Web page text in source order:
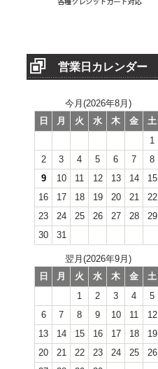
営業日カレンダー
今月(2026年8月)
日
月 火 水 木 金
土
1
2
3 4 5 6 7
8
9
10 11 12 13 14
15
16
17 18 19 20 21
22
23
24 25 26 27 28
29
30
31
翌月(2026年9月)
日
月 火 水 木 金
土
1
2 3 4
5
6
7 8 9 10 11
12
13
14 15 16 17 18
19
20
21 22 23 24 25
26